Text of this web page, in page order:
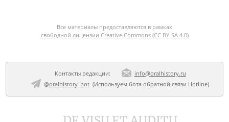
Все материалы предоставляются в рамках
свободной лицензии Creative Commons (CC BY-SA 4.0)
Контакты редакции:
info@oralhistory.ru
@oralhistory_bot(Используем бота обратной связи Hotline)